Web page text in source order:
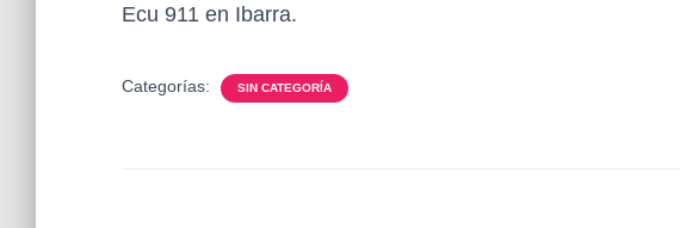
Ecu 911 en Ibarra.
Categorías: SIN CATEGORÍA